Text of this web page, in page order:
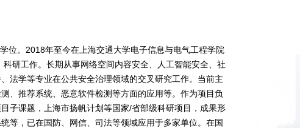
位。2018年至今在上海交通大学电子信息与电气工程学院
研工作。长期从事网络空间内容安全、人工智能安全、社
法学等专业在公共安全治理领域的交叉研究工作。当前主
、推荐系统、恶意软件检测等方面的应用等。作为项目负
子课题，上海市扬帆计划等国家/省部级科研项目，成果形
等，已在国防、网信、司法等领域应用于多家单位。在国